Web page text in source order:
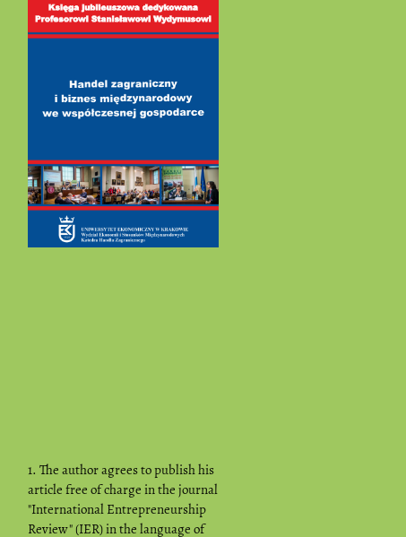
1. The author agrees to publish his
article free of charge in the journal
"International Entrepreneurship
Review" (IER) in the language of